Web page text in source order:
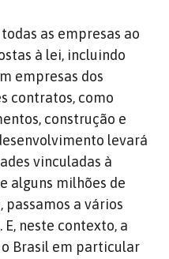
as empresas ao
à lei, incluindo
empresas dos
contratos, como
construção e
levará
vinculadas à
alguns milhões de
passamos a vários
E, neste contexto, a
Brasil em particular